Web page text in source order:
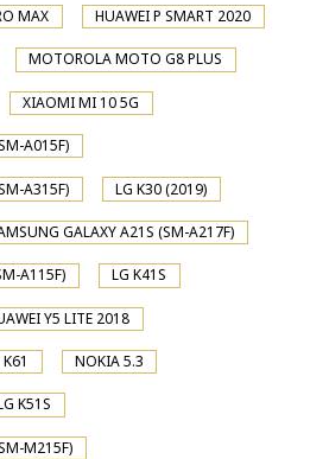
MAX HUAWEI P SMART 2020
MOTOROLA MOTO G8 PLUS
XIAOMI MI 10 5G
A015F)
A315F) LG K30 (2019)
GALAXY A21S (SM-A217F)
A115F) LG K41S
Y5 LITE 2018
NOKIA 5.3
K51S
M215F)